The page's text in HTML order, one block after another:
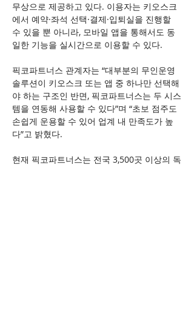
무상으로 제공하고 있다. 이용자는 키오스크
에서 예약·좌석 선택·결제·입퇴실을 진행할
수 있을 뿐 아니라, 모바일 앱을 통해서도 동
일한 기능을 실시간으로 이용할 수 있다.
픽코파트너스 관계자는 “대부분의 무인운영
솔루션이 키오스크 또는 앱 중 하나만 선택해
야 하는 구조인 반면, 픽코파트너스는 두 시스
템을 연동해 사용할 수 있다”며 “초보 점주도
손쉽게 운용할 수 있어 업계 내 만족도가 높
다”고 밝혔다.
현재 픽코파트너스는 전국 3,500곳 이상의 독